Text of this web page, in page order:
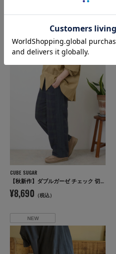
¥8,690
NEW
CUBE SUGAR
【秋新作】ダブルガーゼ チェック 切替 イージーパンツ
¥8,690 （税込）
NEW